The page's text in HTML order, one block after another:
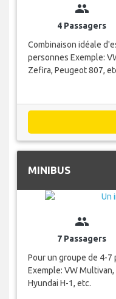
group
4 Passagers
Combinaison idéale
personnes Exemple:
Zefira, Peugeot 807,
MINIBUS
group
7 Passagers
Pour un groupe de 4-7
Exemple: VW
Hyundai H-1, etc.